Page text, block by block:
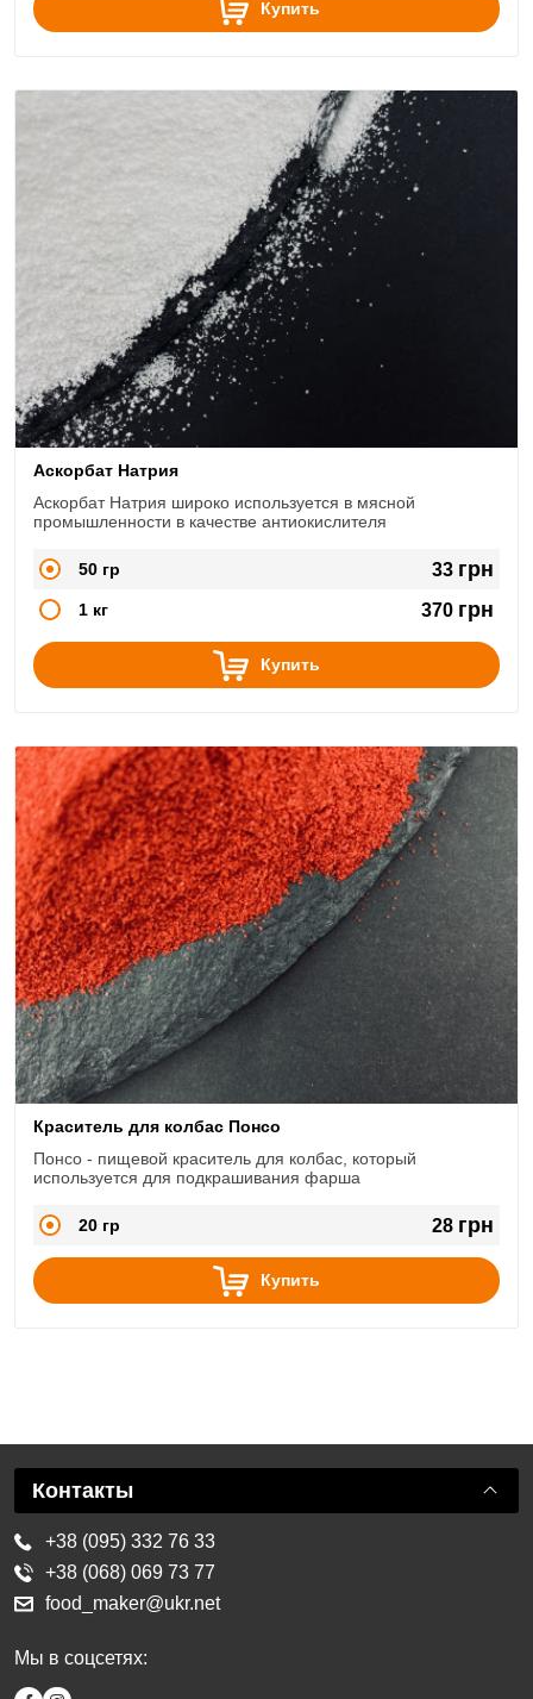
Купить
Аскорбат Натрия
Аскорбат Натрия широко используется в мясной
промышленности в качестве антиокислителя
50 гр 33 грн
1 кг 370 грн
Купить
Краситель для колбас Понсо
Понсо - пищевой краситель для колбас, который
используется для подкрашивания фарша
20 гр 28 грн
Купить
Контакты
+38 (095) 332 76 33
+38 (068) 069 73 77
food_maker@ukr.net
Мы в соцсетях: